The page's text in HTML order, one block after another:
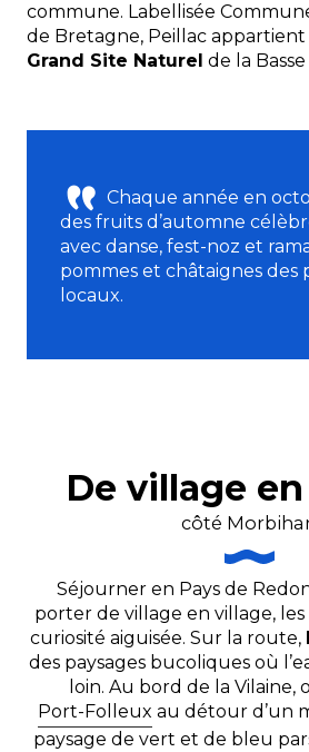
commune. Labellisée
de Bretagne, Peillac appartient
Grand Site Naturel de la
Chaque année en
des fruits d’automne
avec danse, fest-noz et
pommes et châtaignes
locaux.
De village
côté
Séjourner en Pays de
porter de village en village, les
curiosité aiguisée. Sur la route,
des paysages bucoliques où
loin. Au bord de la Vilaine,
Port-Folleux au détour d’un
paysage de vert et de bleu